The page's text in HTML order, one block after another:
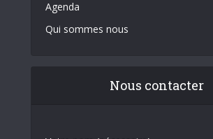
Agenda
Qui sommes nous
Nous contacter